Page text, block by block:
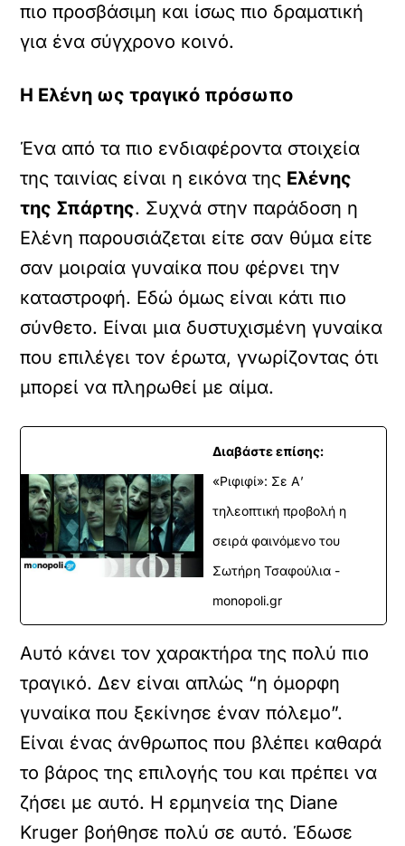
πιο προσβάσιμη και ίσως πιο δραματική
για ένα σύγχρονο κοινό.
Η Ελένη ως τραγικό πρόσωπο
Ένα από τα πιο ενδιαφέροντα στοιχεία
της ταινίας είναι η εικόνα της Ελένης
της Σπάρτης. Συχνά στην παράδοση η
Ελένη παρουσιάζεται είτε σαν θύμα είτε
σαν μοιραία γυναίκα που φέρνει την
καταστροφή. Εδώ όμως είναι κάτι πιο
σύνθετο. Είναι μια δυστυχισμένη γυναίκα
που επιλέγει τον έρωτα, γνωρίζοντας ότι
μπορεί να πληρωθεί με αίμα.
Διαβάστε επίσης:
«Ριφιφί»: Σε Α’
τηλεοπτική προβολή η
σειρά φαινόμενο του
Σωτήρη Τσαφούλια -
monopoli.gr
Αυτό κάνει τον χαρακτήρα της πολύ πιο
τραγικό. Δεν είναι απλώς “η όμορφη
γυναίκα που ξεκίνησε έναν πόλεμο”.
Είναι ένας άνθρωπος που βλέπει καθαρά
το βάρος της επιλογής του και πρέπει να
ζήσει με αυτό. Η ερμηνεία της Diane
Kruger βοήθησε πολύ σε αυτό. Έδωσε